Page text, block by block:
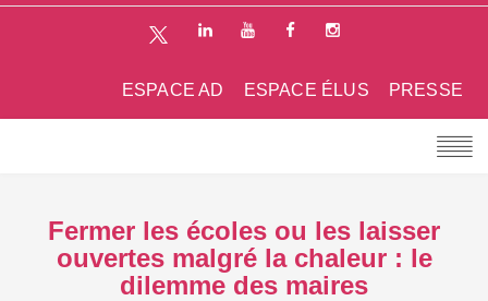
PRESSE
ESPACE ÉLUS
ESPACE AD
Fermer les écoles ou les laisser
ouvertes malgré la chaleur : le
dilemme des maires